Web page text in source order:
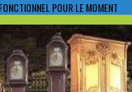
POUR LE MOMENT